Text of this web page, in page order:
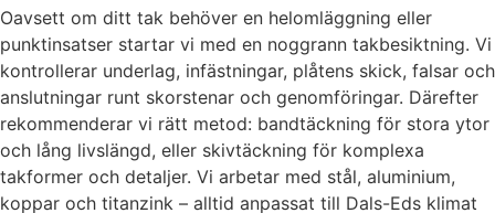
Oavsett om ditt tak behöver en helomläggning eller
punktinsatser startar vi med en noggrann takbesiktning. Vi
kontrollerar underlag, infästningar, plåtens skick, falsar och
anslutningar runt skorstenar och genomföringar. Därefter
rekommenderar vi rätt metod: bandtäckning för stora ytor
och lång livslängd, eller skivtäckning för komplexa
takformer och detaljer. Vi arbetar med stål, aluminium,
koppar och titanzink – alltid anpassat till Dals-Eds klimat